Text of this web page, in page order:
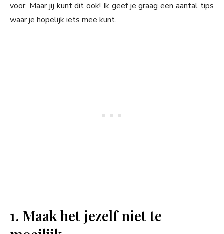
voor. Maar jij kunt dit ook! Ik geef je graag een aantal tips
waar je hopelijk iets mee kunt.
1. Maak het jezelf niet te